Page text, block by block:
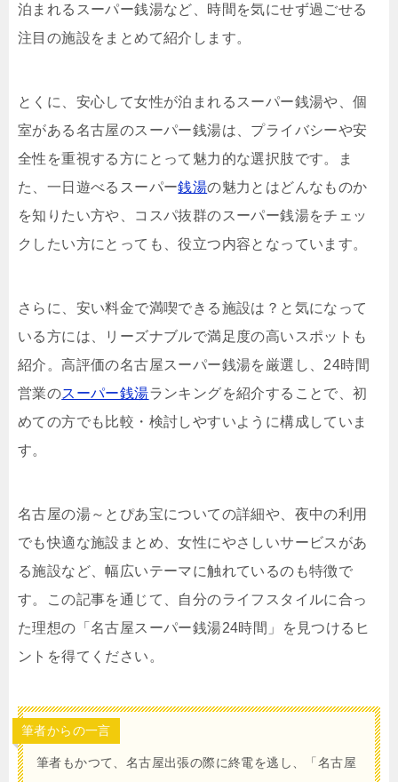
泊まれるスーパー銭湯など、時間を気にせず過ごせる
注目の施設をまとめて紹介します。
とくに、安心して女性が泊まれるスーパー銭湯や、個
室がある名古屋のスーパー銭湯は、プライバシーや安
全性を重視する方にとって魅力的な選択肢です。ま
た、一日遊べるスーパー銭湯の魅力とはどんなものか
を知りたい方や、コスパ抜群のスーパー銭湯をチェッ
クしたい方にとっても、役立つ内容となっています。
さらに、安い料金で満喫できる施設は？と気になって
いる方には、リーズナブルで満足度の高いスポットも
紹介。高評価の名古屋スーパー銭湯を厳選し、24時間
営業のスーパー銭湯ランキングを紹介することで、初
めての方でも比較・検討しやすいように構成していま
す。
名古屋の湯～とぴあ宝についての詳細や、夜中の利用
でも快適な施設まとめ、女性にやさしいサービスがあ
る施設など、幅広いテーマに触れているのも特徴で
す。この記事を通じて、自分のライフスタイルに合っ
た理想の「名古屋スーパー銭湯24時間」を見つけるヒ
ントを得てください。
筆者からの一言
筆者もかつて、名古屋出張の際に終電を逃し、「名古屋